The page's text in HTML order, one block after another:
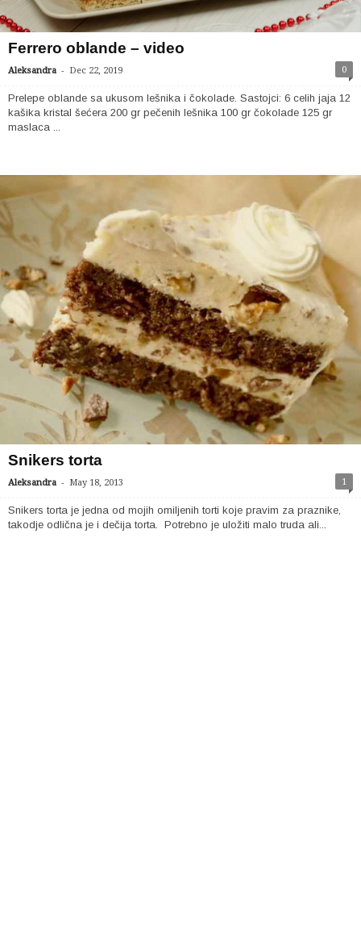
Ferrero oblande – video
Aleksandra - Dec 22, 2019 0
Prelepe oblande sa ukusom lešnika i čokolade. Sastojci: 6 celih jaja 12
kašika kristal šećera 200 gr pečenih lešnika 100 gr čokolade 125 gr
maslaca ...
Snikers torta
Aleksandra - May 18, 2013 1
Snikers torta je jedna od mojih omiljenih torti koje pravim za praznike,
takodje odlična je i dečija torta. Potrebno je uložiti malo truda ali...